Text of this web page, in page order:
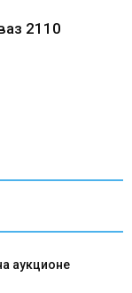
2110
аукционе